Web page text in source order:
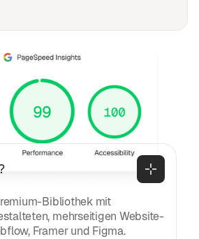
Fragen
Bibliothek mit
mehrseitigen Website-
Framer und Figma.